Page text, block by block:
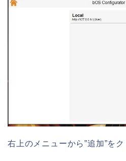
右上のメニューから”追加”をク